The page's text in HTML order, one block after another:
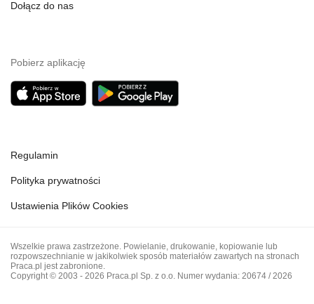
Dołącz do nas
Pobierz aplikację
Regulamin
Polityka prywatności
Ustawienia Plików Cookies
Wszelkie prawa zastrzeżone. Powielanie, drukowanie, kopiowanie lub
rozpowszechnianie w jakikolwiek sposób materiałów zawartych na stronach
Praca.pl jest zabronione.
Copyright © 2003 - 2026 Praca.pl Sp. z o.o. Numer wydania: 20674 / 2026